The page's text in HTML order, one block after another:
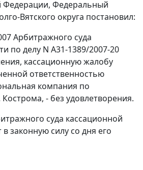
Федерации, Федеральный
Вятского округа постановил:
Арбитражного суда
по делу N А31-1389/2007-20
кассационную жалобу
ответственностью
компания по
Кострома, - без удовлетворения.
суда кассационной
законную силу со дня его